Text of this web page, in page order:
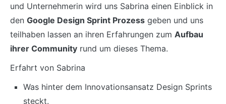
und Unternehmerin wird uns Sabrina einen Einblick in
den Google Design Sprint Prozess geben und uns
teilhaben lassen an ihren Erfahrungen zum Aufbau
ihrer Community rund um dieses Thema.
Erfahrt von Sabrina
Was hinter dem Innovationsansatz Design Sprints
steckt.